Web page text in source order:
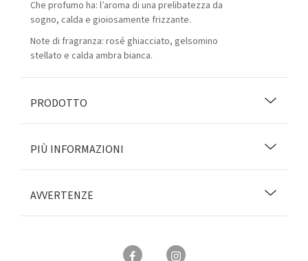
Che profumo ha: l’aroma di una prelibatezza da
sogno, calda e gioiosamente frizzante.
Note di fragranza: rosé ghiacciato, gelsomino
stellato e calda ambra bianca.
PRODOTTO
PIÙ INFORMAZIONI
AVVERTENZE